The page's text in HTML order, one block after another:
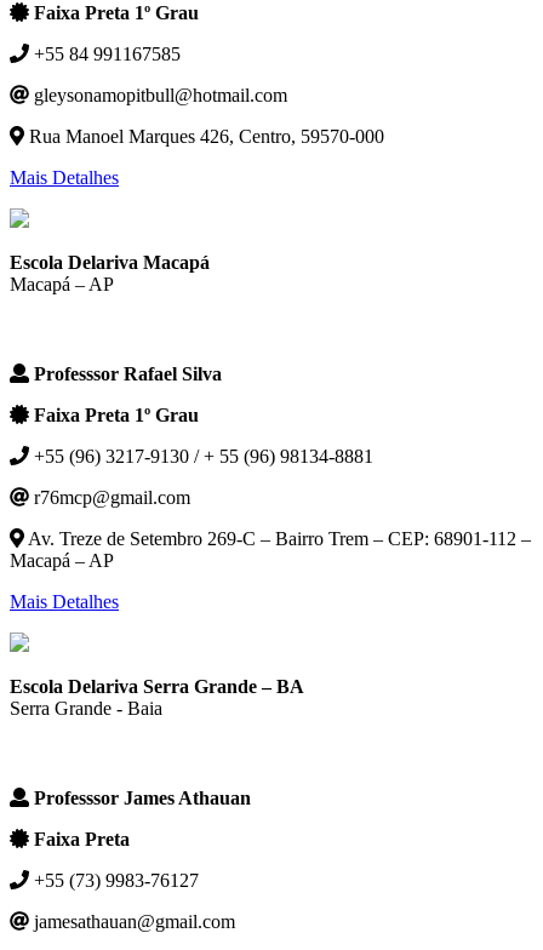
Faixa Preta 1º Grau
+55 84 991167585
gleysonamopitbull@hotmail.com
Rua Manoel Marques 426, Centro, 59570-000
Mais Detalhes
Escola Delariva Macapá
Macapá – AP
Professsor Rafael Silva
Faixa Preta 1º Grau
+55 (96) 3217-9130 / + 55 (96) 98134-8881
r76mcp@gmail.com
Av. Treze de Setembro 269-C – Bairro Trem – CEP: 68901-112 –
Macapá – AP
Mais Detalhes
Escola Delariva Serra Grande – BA
Serra Grande - Baia
Professsor James Athauan
Faixa Preta
+55 (73) 9983-76127
jamesathauan@gmail.com